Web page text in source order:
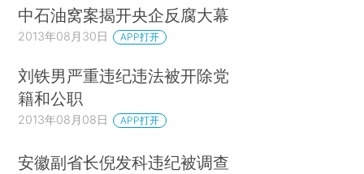
中石油窝案揭开央企反腐大幕
2013年08月30日 APP打开
刘铁男严重违纪违法被开除党
籍和公职
2013年08月08日 APP打开
安徽副省长倪发科违纪被调查